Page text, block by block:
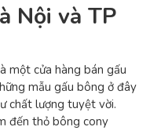
Nội và TP
một cửa hàng bán gấu
mẫu gấu bông ở đây
chất lượng tuyệt vời.
đến thỏ bông cony